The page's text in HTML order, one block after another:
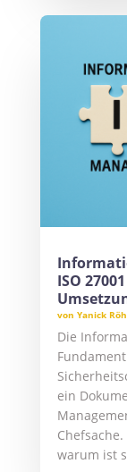
ISO
von Yanick
Die
ein
warum ist